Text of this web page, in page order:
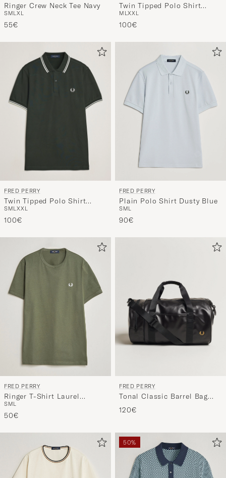
Ringer Crew Neck Tee Navy
SMLXL
55€
Twin Tipped Polo Shirt
Dusky Blue
M LXXL
100€
FRED PERRY
Twin Tipped Polo Shirt
Night Green
SMLXXL
100€
FRED PERRY
Plain Polo Shirt Dusty Blue
SML
90€
FRED PERRY
Ringer T-Shirt Laurel
Wreath Green
SML
50€
FRED PERRY
Tonal Classic Barrel Bag
Black/Gold
120€
50%